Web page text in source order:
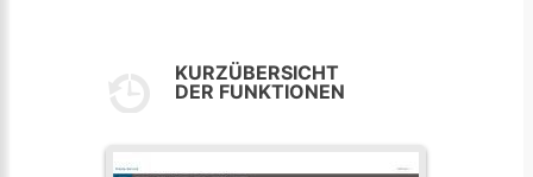
KURZÜBERSICHT
DER FUNKTIONEN